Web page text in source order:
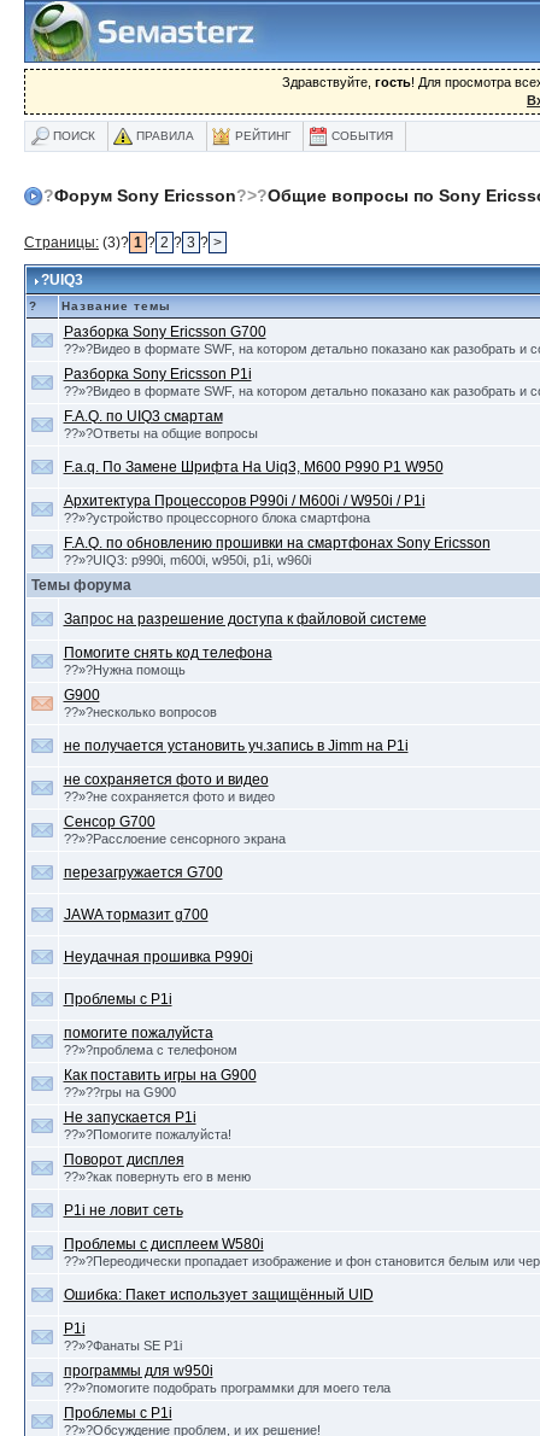
Здравствуйте, гость! Для просмотра
ПОИСК ПРАВИЛА РЕЙТИНГ СОБЫТИЯ
?Форум Sony Ericsson?>?Общие вопросы по Sony
Страницы: (3)? 1 ? 2 ? 3 ? >
?UIQ3
? Название темы
Разборка Sony Ericsson G700
??»?Видео в формате SWF, на котором детально показано как разобрать и
Разборка Sony Ericsson P1i
??»?Видео в формате SWF, на котором детально показано как разобрать и
F.A.Q. по UIQ3 смартам
??»?Ответы на общие вопросы
F.a.q. По Замене Шрифта На Uiq3, M600 P990 P1 W950
Архитектура Процессоров P990i / M600i / W950i / P1i
??»?устройство процессорного блока смартфона
F.A.Q. по обновлению прошивки на смартфонах Sony Ericsson
??»?UIQ3: p990i, m600i, w950i, p1i, w960i
Темы форума
Запрос на разрешение доступа к файловой системе
Помогите снять код телефона
??»?Нужна помощь
G900
??»?несколько вопросов
не получается установить уч.запись в Jimm на P1i
не сохраняется фото и видео
??»?не сохраняется фото и видео
Сенсор G700
??»?Расслоение сенсорного экрана
перезагружается G700
JAWA тормазит g700
Неудачная прошивка P990i
Проблемы с P1i
помогите пожалуйста
??»?проблема с телефоном
Как поставить игры на G900
??»??гры на G900
Не запускается P1i
??»?Помогите пожалуйста!
Поворот дисплея
??»?как повернуть его в меню
P1i не ловит сеть
Проблемы с дисплеем W580i
??»?Переодически пропадает изображение и фон становится белым или
Ошибка: Пакет использует защищённый UID
P1i
??»?Фанаты SE P1i
программы для w950i
??»?помогите подобрать программки для моего тела
Проблемы с P1i
??»?Обсуждение проблем, и их решение!